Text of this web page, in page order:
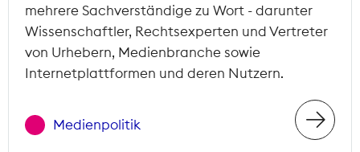
mehrere Sachverständige zu Wort - darunter
Wissenschaftler, Rechtsexperten und Vertreter
von Urhebern, Medienbranche sowie
Internetplattformen und deren Nutzern.
Medienpolitik